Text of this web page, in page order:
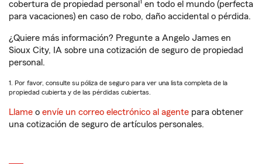
cobertura de propiedad personal
en todo el mundo (perfecta
para vacaciones) en caso de robo, daño accidental o pérdida.
¿Quiere más información? Pregunte a Angelo James en
Sioux City, IA sobre una cotización de seguro de propiedad
personal.
1. Por favor, consulte su póliza de seguro para ver una lista completa de la
propiedad cubierta y de las pérdidas cubiertas.
Llame o envíe un correo electrónico al agente para obtener
una cotización de seguro de artículos personales.